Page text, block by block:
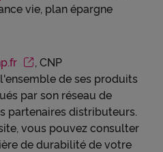
vie, plan épargne
, CNP
de ses produits
par son réseau de
partenaires distributeurs.
vous pouvez consulter
de durabilité de votre